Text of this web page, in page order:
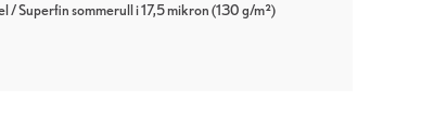
/ Superfin sommerull i 17,5 mikron (130 g/m²)